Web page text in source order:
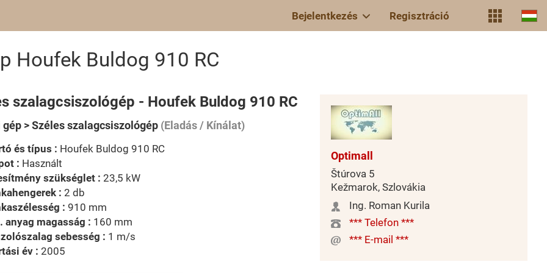
Bejelentkezés Regisztráció
Houfek Buldog 910 RC
szalagcsiszológép - Houfek Buldog 910 RC
gép > Széles szalagcsiszológép (Eladás / Kínálat)
és típus : Houfek Buldog 910 RC
: Használt
szükséglet : 23,5 kW
: 2 db
: 910 mm
anyag magasság : 160 mm
sebesség : 1 m/s
év : 2005
Optimall
Štúrova 5
Kežmarok, Szlovákia
Ing. Roman Kurila
*** Telefon ***
*** E-mail ***